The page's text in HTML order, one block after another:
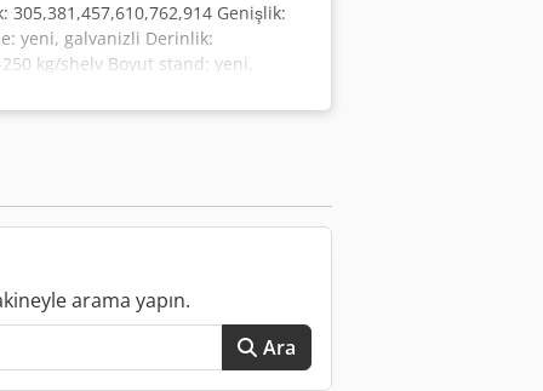
Genişlik:
yeni, galvanizli Derinlik:
kg/shelv Boyut stand: yeni,
7042: 610 * 915 mm Daha büyük
Biz yeniden kav alma, satış, raf
konsol.
arama yapın.
Ara